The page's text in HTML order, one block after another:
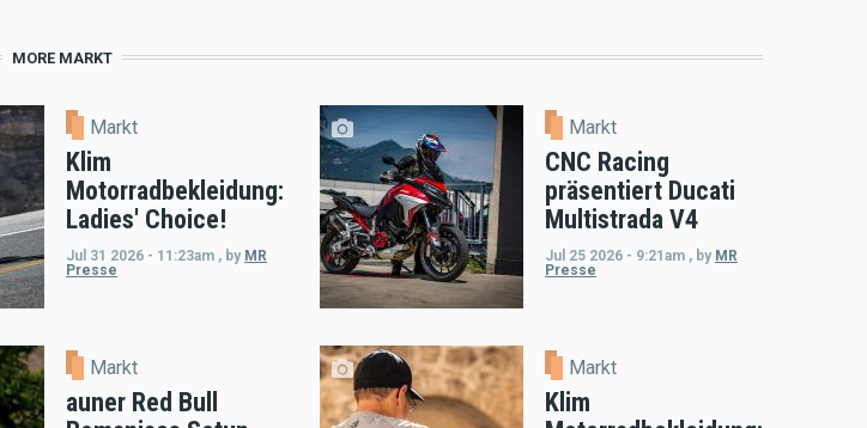
MORE MARKT
Markt
Klim
Motorradbekleidung:
Ladies' Choice!
Jul 31 2026 - 11:23am , by MR
Presse
Markt
CNC Racing
präsentiert Ducati
Multistrada V4
Jul 25 2026 - 9:21am , by MR
Presse
Markt
auner Red Bull
Markt
Klim